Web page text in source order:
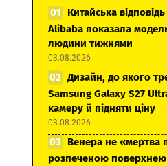
Китайська
Alibaba показала
людини тижнями
03.08.2026
Дизайн, до якого
Samsung Galaxy S27
камеру й підняти ціну
03.08.2026
Венера не «мертва
розпеченою поверхнею